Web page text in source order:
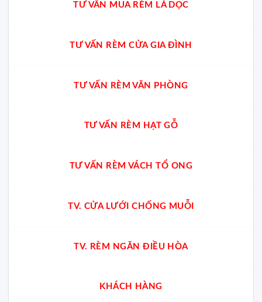
TƯ VẤN MUA RÈM LÁ DỌC
TƯ VẤN RÈM CỬA GIA ĐÌNH
TƯ VẤN RÈM VĂN PHÒNG
TƯ VẤN RÈM HẠT GỖ
TƯ VẤN RÈM VÁCH TỔ ONG
TV. CỬA LƯỚI CHỐNG MUỖI
TV. RÈM NGĂN ĐIỀU HÒA
KHÁCH HÀNG